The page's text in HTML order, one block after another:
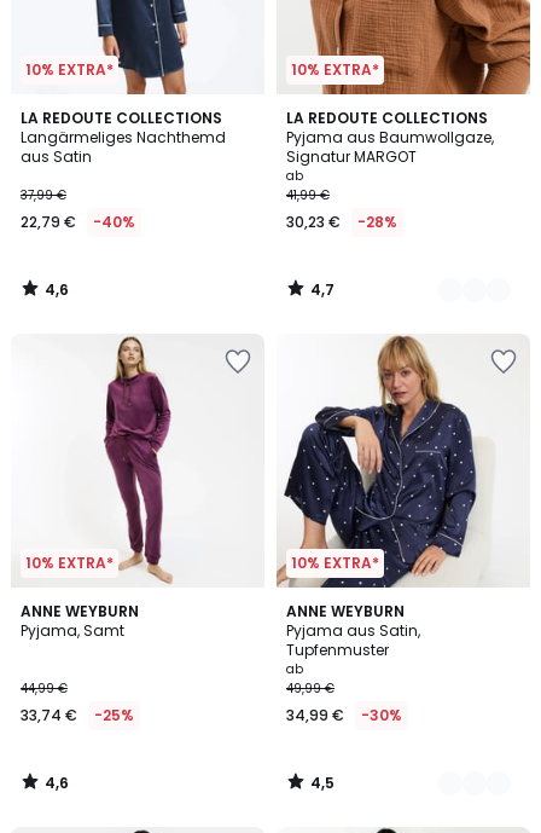
10% EXTRA*
LA REDOUTE COLLECTIONS
Langärmeliges Nachthemd
aus Satin
37,99 €
22,79 € -40%
4,6
/ 5
4,6
/
10% EXTRA*
LA REDOUTE COLLECTIONS
Pyjama aus Baumwollgaze,
Signatur MARGOT
ab
41,99 €
30,23 € -28%
4,7
/ 5
4
Farben
4,7
/
10% EXTRA*
ANNE WEYBURN
Pyjama, Samt
44,99 €
33,74 € -25%
4,6
/ 5
4,6
/
10% EXTRA*
ANNE WEYBURN
Pyjama aus Satin,
Tupfenmuster
ab
49,99 €
34,99 € -30%
4,5
/ 5
2
Farben
4,5
/